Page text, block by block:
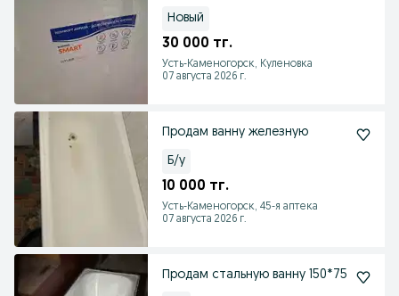
Новый
30 000 тг.
Усть-Каменогорск, Куленовка
07 августа 2026 г.
Продам ванну железную
Б/у
10 000 тг.
Усть-Каменогорск, 45-я аптека
07 августа 2026 г.
Продам стальную ванну 150*75